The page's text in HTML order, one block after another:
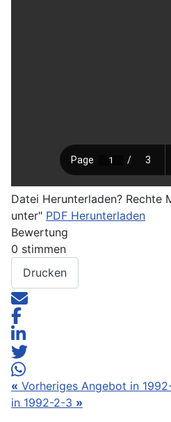
Datei Herunterladen? Rechte
unter" PDF Herunterladen
Bewertung
0 stimmen
Drucken
« Vorheriges Angebot in
in 1992-2-3 »